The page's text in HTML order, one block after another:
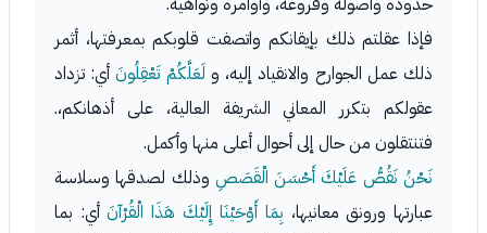
فإذا عقلتم ذلك بإيقانكم واتصفت قلوبكم بمعرفتها، أثمر
ذلك عمل الجوارح والانقياد إليه، و لَعَلَّكُمْ تَعْقِلُونَأي: تزداد
عقولكم بتكرر المعاني الشريفة العالية، على أذهانكم،.
فتنتقلون من حال إلى أحوال أعلى منها وأكمل.
نَحْنُ نَقُصُّ عَلَيْكَ أَحْسَنَ الْقَصَصِ وذلك لصدقها وسلاسة
عبارتها ورونق معانيها، بِمَا أَوْحَيْنَا إِلَيْكَ هَذَا الْقُرْآنَأي: بما